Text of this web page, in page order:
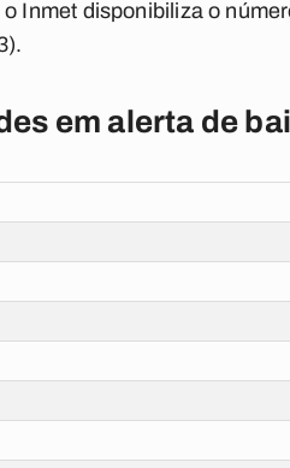
Inmet disponibiliza o
em alerta de